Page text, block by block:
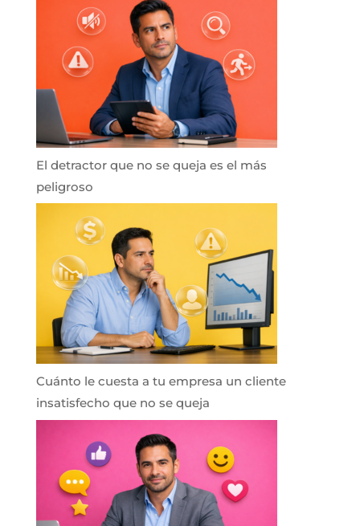
El detractor que no se queja es el más
peligroso
Cuánto le cuesta a tu empresa un cliente
insatisfecho que no se queja